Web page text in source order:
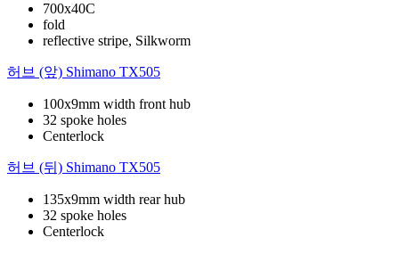
700x40C
fold
reflective stripe, Silkworm
허브 (앞) Shimano TX505
100x9mm width front hub
32 spoke holes
Centerlock
허브 (뒤) Shimano TX505
135x9mm width rear hub
32 spoke holes
Centerlock